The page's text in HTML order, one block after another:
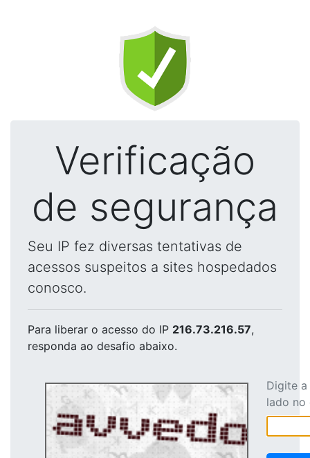
Verificação
de segurança
Seu IP fez diversas tentativas de
acessos suspeitos a sites hospedados
conosco.
Para liberar o acesso do IP 216.73.216.57,
responda ao desafio abaixo.
Digite
lado no